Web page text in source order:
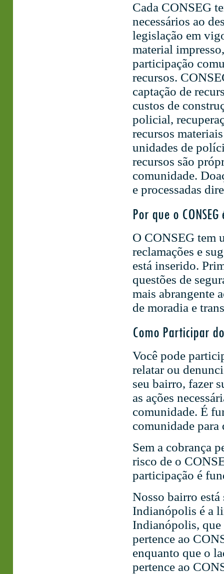
Cada CONSEG
necessários ao
legislação em
material
participação
recursos.
captação de
custos de
policial,
recursos
unidades de
recursos são
comunidade.
e processadas
Por que o
O CONSEG tem
reclamações e
está inserido.
questões de
mais abrangente
de moradia e
Como Participar
Você pode
relatar ou
seu bairro, fazer
as ações
comunidade. É
comunidade para
Sem a cobrança
risco de o
participação é
Nosso bairro
Indianópolis é a
Indianópolis, que
pertence ao
enquanto que o
pertence ao